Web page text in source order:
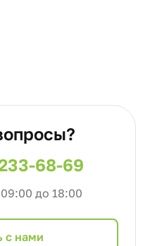
68-69
до 18:00
с нами